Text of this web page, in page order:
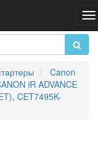
Canon
iR ADVANCE
CET7495K-